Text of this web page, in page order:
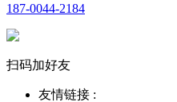
187-0044-2184
扫码加好友
友情链接 :